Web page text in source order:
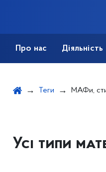
Про нас Діяльність
Теги МАФи,
Усі типи